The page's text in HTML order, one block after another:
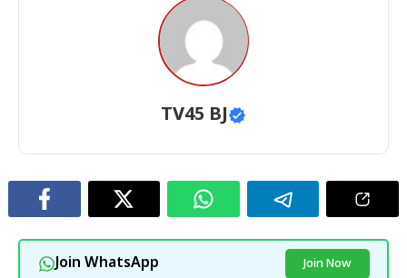
TV45 BJ
Join WhatsApp Join Now